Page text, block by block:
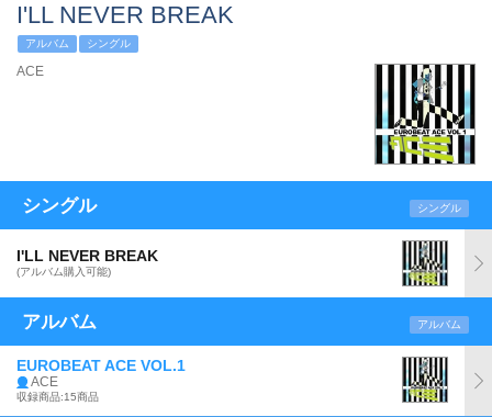
I'LL NEVER BREAK
アルバム シングル
ACE
シングル シングル
I'LL NEVER BREAK
(アルバム購入可能)
アルバム アルバム
EUROBEAT ACE VOL.1
ACE
収録商品:15商品